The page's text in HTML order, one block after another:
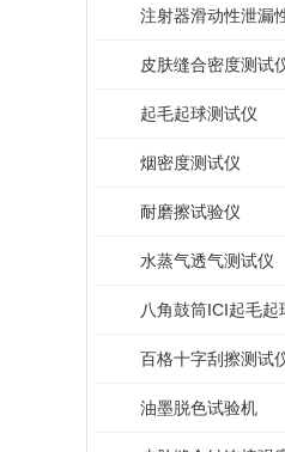
注射器滑动性泄漏
皮肤缝合密度测试
起毛起球测试仪
烟密度测试仪
耐磨擦试验仪
水蒸气透气测试仪
八角鼓筒ICI起毛起
百格十字刮擦测试
油墨脱色试验机